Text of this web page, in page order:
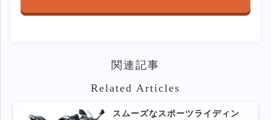
関連記事
Related Articles
スムーズなスポーツライディン